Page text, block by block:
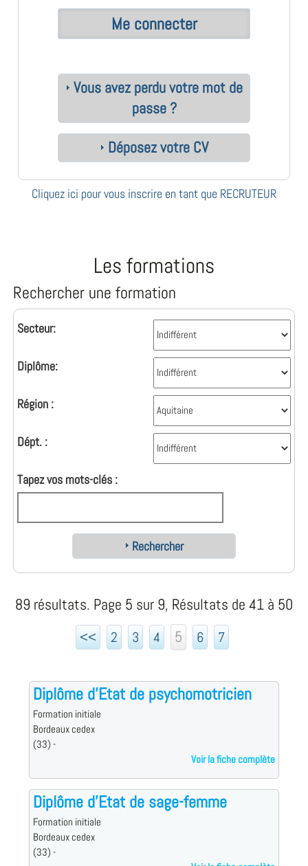
Vous avez perdu votre mot de
passe ?
Déposez votre CV
Cliquez ici pour vous inscrire en tant que RECRUTEUR
Les formations
Rechercher une formation
Secteur:
Diplôme:
Région :
Dépt. :
Tapez vos mots-clés :
Rechercher
89 résultats. Page 5 sur 9, Résultats de 41 à 50
<< 2 3 4 5 6 7
Diplôme d'Etat de psychomotricien
Formation initiale
Bordeaux cedex
(33) -
Voir la fiche complète
Diplôme d'Etat de sage-femme
Formation initiale
Bordeaux cedex
(33) -